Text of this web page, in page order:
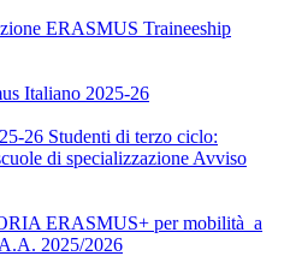
ERASMUS Traineeship
Italiano 2025-26
26 Studenti di terzo ciclo:
di specializzazione Avviso
ERASMUS+ per mobilità a
2025/2026